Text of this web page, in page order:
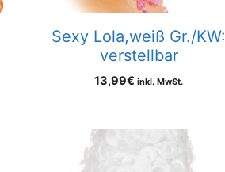
Sexy Lola,weiß Gr./KW:
verstellbar
13,99€ inkl. MwSt.